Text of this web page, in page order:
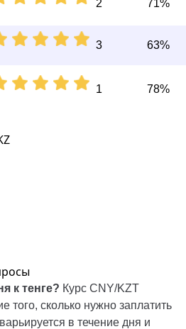
2 71%
3 63%
1 78%
к тенге? Курс CNY/KZT
того, сколько нужно заплатить
в течение дня и